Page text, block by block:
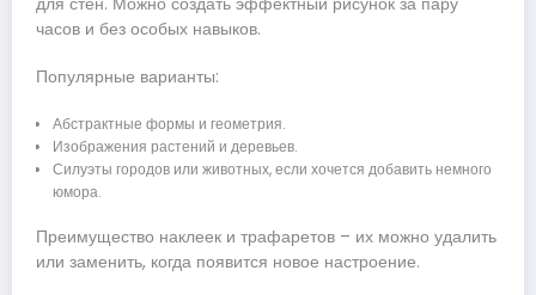
часов и без особых навыков.
Популярные варианты:
Абстрактные формы и геометрия.
Изображения растений и деревьев.
Силуэты городов или животных, если хочется добавить немного
юмора.
Преимущество наклеек и трафаретов – их можно удалить
или заменить, когда появится новое настроение.